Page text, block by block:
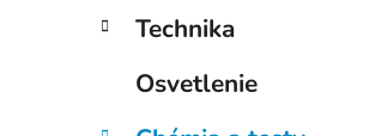
ý
n
ó
Technika
Osvetlenie